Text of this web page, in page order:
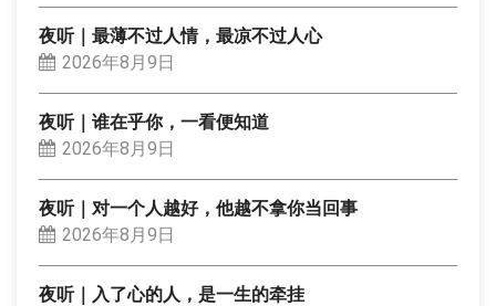
夜听｜最薄不过人情，最凉不过人心
2026年8月9日
夜听｜谁在乎你，一看便知道
2026年8月9日
夜听｜对一个人越好，他越不拿你当回事
2026年8月9日
夜听｜入了心的人，是一生的牵挂